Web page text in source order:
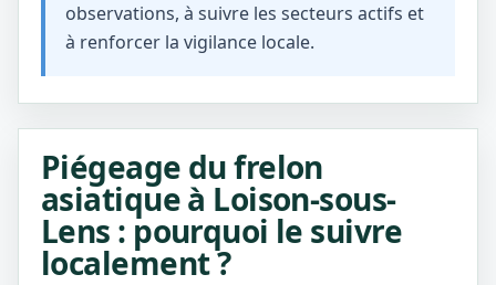
observations, à suivre les secteurs actifs et
à renforcer la vigilance locale.
Piégeage du frelon
asiatique à Loison-sous-
Lens : pourquoi le suivre
localement ?